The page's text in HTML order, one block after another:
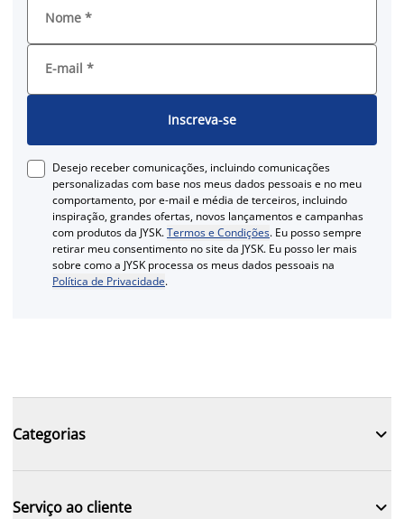
Nome *
E-mail *
Inscreva-se
Desejo receber comunicações, incluindo comunicações
personalizadas com base nos meus dados pessoais e no meu
comportamento, por e-mail e média de terceiros, incluindo
inspiração, grandes ofertas, novos lançamentos e campanhas
com produtos da JYSK.Termos e Condições. Eu posso sempre
retirar meu consentimento no site da JYSK. Eu posso ler mais
sobre como a JYSK processa os meus dados pessoais na
Política de Privacidade.
Categorias 
Serviço ao cliente 